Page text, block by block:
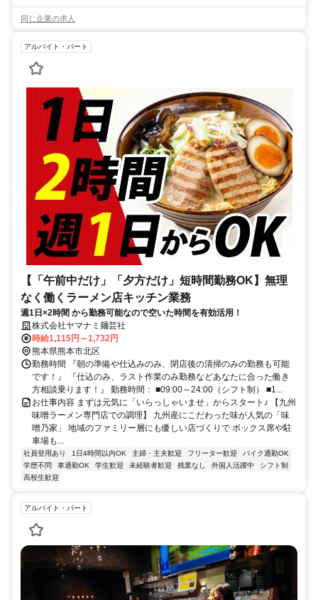
同じ企業の求人
アルバイト・パート
【「午前中だけ」「夕方だけ」短時間勤務OK】無理
なく働くラーメン店キッチン業務
週1日×2時間 から勤務可能なので空いた時間を有効活用！
株式会社ヤマナミ麺芸社
時給1,115円～1,732円
熊本県熊本市北区
勤務時間 『朝の準備や仕込みのみ、閉店後の清掃のみの勤務も可能
です！』 『仕込のみ、ラスト作業のみ勤務などあなたに合った働き
方相談乗ります！』 勤務時間： ■09:00～24:00（シフト制） ■1...
お仕事内容 まずは元気に「いらっしゃいませ」からスタート♪ 【九州
味噌ラーメン専門店での調理】 九州産にこだわった味が人気の「味
噌乃家」 地域のファミリー層にも優しい店づくりで ボックス席や駐
車場も...
社員登用あり 1日4時間以内OK 主婦・主夫歓迎 フリーター歓迎
バイク通勤OK
学歴不問
車通勤OK 学生歓迎 未経験者歓迎 残業なし 外国人活躍中
シフト制
高校生歓迎
アルバイト・パート